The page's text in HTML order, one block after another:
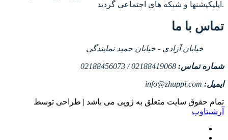
تماس با ما
خیابان آزادی - خیابان حمید نمایندگی
شماره تماس: 02188419068 / 02188456073
ایمیل: info@zhuppi.com
تمام حقوق سایت متعلق به ژوپی می باشد | طراحی توسط
آرشیتاوب